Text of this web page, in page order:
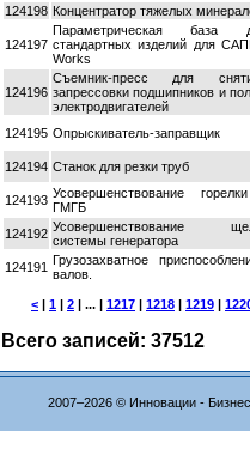
124198 Концентратор тяжелых
124197
Параметрическая база
стандартных изделий для
Works
124196
Съемник-пресс для
запрессовки подшипников и
электродвигателей
124195 Опрыскиватель-заправщик
124194 Станок для резки труб
124193 Усовершенствование
ГМГБ
124192 Усовершенствование
системы генератора
124191 Грузозахватное
валов.
< 1 2 | ... | 1217 1218 1219
Всего записей: 37512
2007–2026 © Инновации -